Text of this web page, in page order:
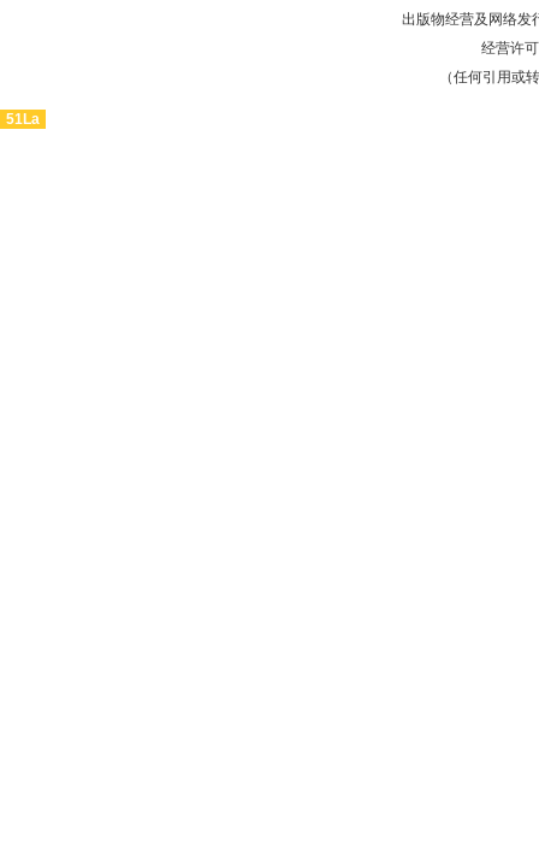
出版物经营及网络发
经营许
（任何引用或
51La